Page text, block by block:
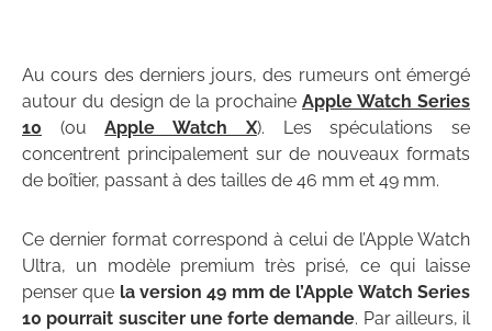
Au cours des derniers jours, des rumeurs ont émergé
autour du design de la prochaine Apple Watch Series
10 (ouApple Watch X). Les spéculations se
concentrent principalement sur de nouveaux formats
de boîtier, passant à des tailles de 46 mm et 49 mm.
Ce dernier format correspond à celui de l’Apple Watch
Ultra, un modèle premium très prisé, ce qui laisse
penser que la version 49 mm de l’Apple Watch Series
10 pourrait susciter une forte demande. Par ailleurs, il